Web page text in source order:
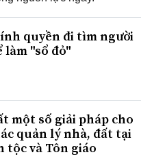
quyền đi tìm người
làm "sổ đỏ"
một số giải pháp cho
quản lý nhà, đất tại
tộc và Tôn giáo